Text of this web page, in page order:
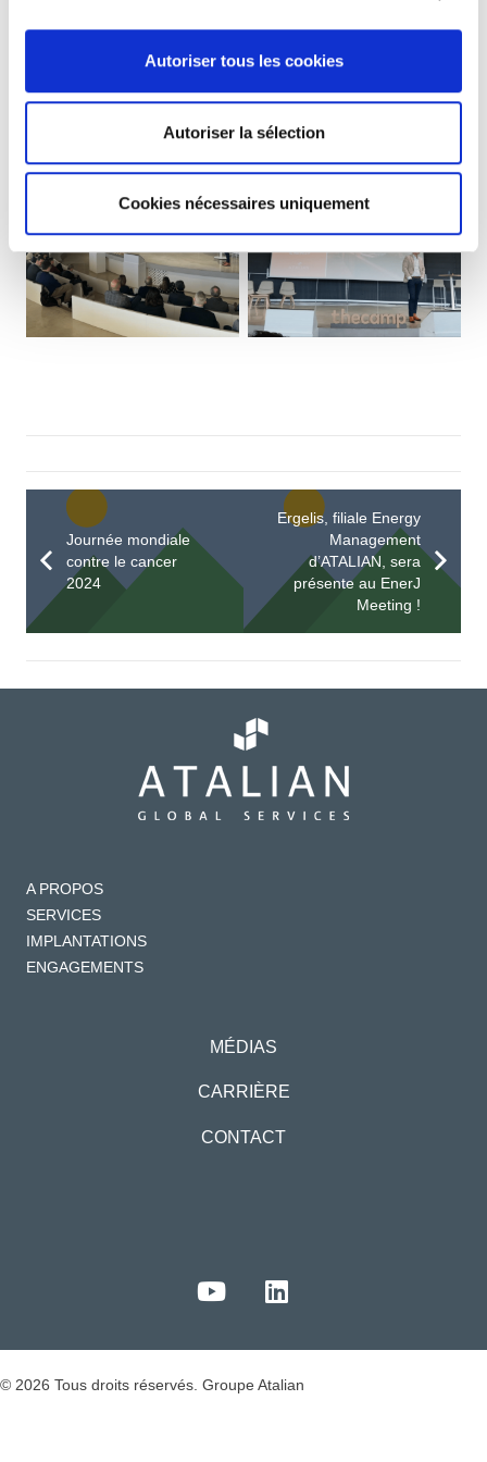
Autoriser tous les cookies
Autoriser la sélection
Cookies nécessaires uniquement
Maintenance & Energy
Journée mondiale
contre le cancer
2024
Ergelis, filiale Energy
Management
d’ATALIAN, sera
présente au EnerJ
Meeting !
A PROPOS
SERVICES
IMPLANTATIONS
ENGAGEMENTS
MÉDIAS
CARRIÈRE
CONTACT
© 2026 Tous droits réservés. Groupe Atalian